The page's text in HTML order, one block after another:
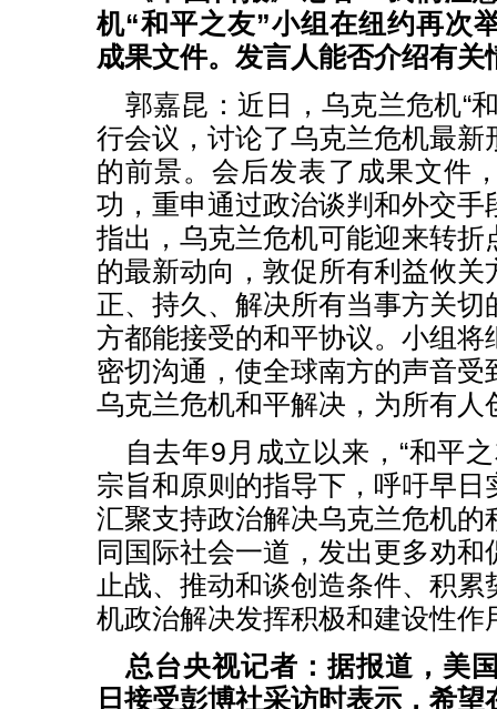
机“和平之友”小组在纽约再次
成果文件。发言人能否介绍有关
郭嘉昆：近日，乌克兰危机“
行会议，讨论了乌克兰危机最新
的前景。会后发表了成果文件
功，重申通过政治谈判和外交手
指出，乌克兰危机可能迎来转折
的最新动向，敦促所有利益攸关
正、持久、解决所有当事方关切
方都能接受的和平协议。小组将
密切沟通，使全球南方的声音受
乌克兰危机和平解决，为所有人
自去年9月成立以来，“和平
宗旨和原则的指导下，呼吁早日
汇聚支持政治解决乌克兰危机的
同国际社会一道，发出更多劝
止战、推动和谈创造条件、积
机政治解决发挥积极和建设性作
总台央视记者：据报道，美
日接受彭博社采访时表示，希